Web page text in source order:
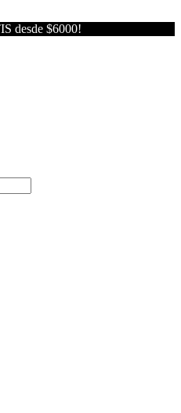
desde $6000!